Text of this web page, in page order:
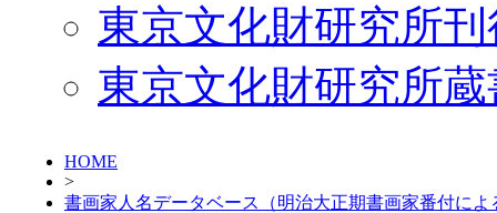
東京文化財研究所
東京文化財研究所
HOME
>
書画家人名データベース（明治大正期書画家番付によ